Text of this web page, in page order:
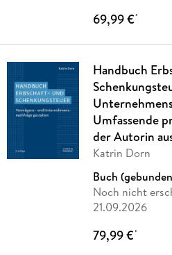
69,99 €*
Handbuch
Umfassende
der Autorin
Katrin Dorn
Buch
Noch nicht
21.09.2026
79,99 €*